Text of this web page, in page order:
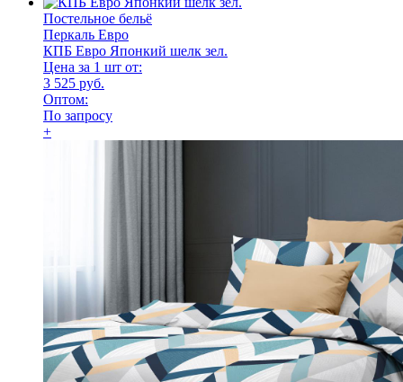
Постельное бельё
Перкаль Евро
КПБ Евро Японкий шелк зел.
Цена за 1 шт от:
3 525 руб.
Оптом:
По запросу
+